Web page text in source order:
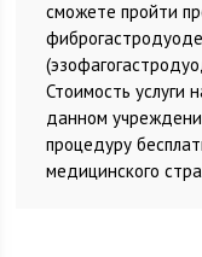
сможете пройти
Стоимость услуги
данном
процедуру
медицинского